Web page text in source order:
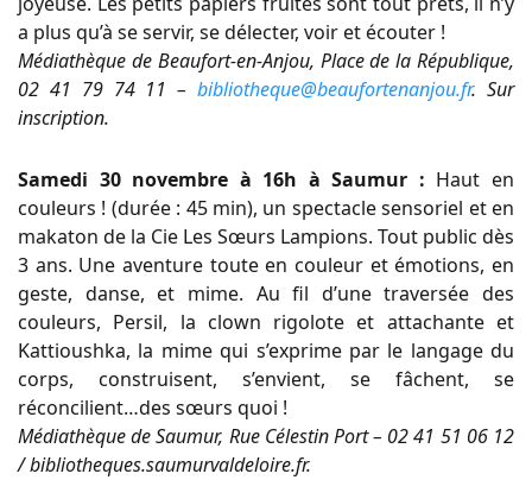
a plus qu’à se servir, se délecter, voir et écouter !
Médiathèque de Beaufort-en-Anjou, Place de la République,
02 41 79 74 11 –bibliotheque@beaufortenanjou.fr. Sur
inscription.
Samedi 30 novembre à 16h à Saumur : Haut en
couleurs ! (durée : 45 min), un spectacle sensoriel et en
makaton de la Cie Les Sœurs Lampions. Tout public dès
3 ans. Une aventure toute en couleur et émotions, en
geste, danse, et mime. Au fil d’une traversée des
couleurs, Persil, la clown rigolote et attachante et
Kattioushka, la mime qui s’exprime par le langage du
corps, construisent, s’envient, se fâchent, se
réconcilient…des sœurs quoi !
Médiathèque de Saumur, Rue Célestin Port – 02 41 51 06 12
/ bibliotheques.saumurvaldeloire.fr.